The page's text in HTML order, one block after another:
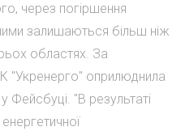
через погіршення
залишаються більш ніж
областях. За
"Укренерго" оприлюднила
Фейсбуці. "В результаті